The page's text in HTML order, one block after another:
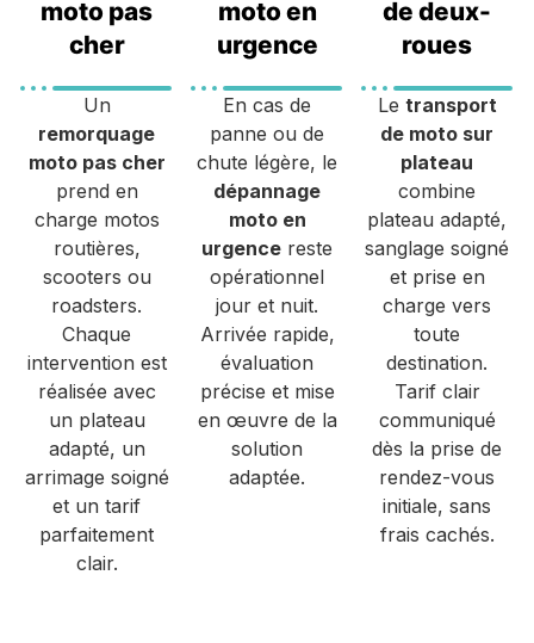
moto pas
cher
Un
remorquage
moto pas cher
prend en
charge motos
routières,
scooters ou
roadsters.
Chaque
intervention est
réalisée avec
un plateau
adapté, un
arrimage soigné
et un tarif
parfaitement
clair.
moto en
urgence
En cas de
panne ou de
chute légère, le
dépannage
moto en
urgence reste
opérationnel
jour et nuit.
Arrivée rapide,
évaluation
précise et mise
en œuvre de la
solution
adaptée.
de deux-
roues
Le transport
de moto sur
plateau
combine
plateau adapté,
sanglage soigné
et prise en
charge vers
toute
destination.
Tarif clair
communiqué
dès la prise de
rendez-vous
initiale, sans
frais cachés.